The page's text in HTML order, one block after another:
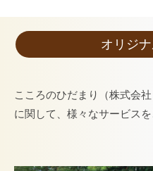
オリジ
こころのひだまり（株式会
に関して、様々なサービスを